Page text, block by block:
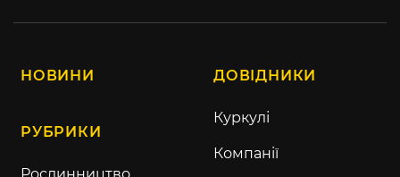
НОВИНИ
РУБРИКИ
ДОВІДНИКИ
Куркулі
Компанії